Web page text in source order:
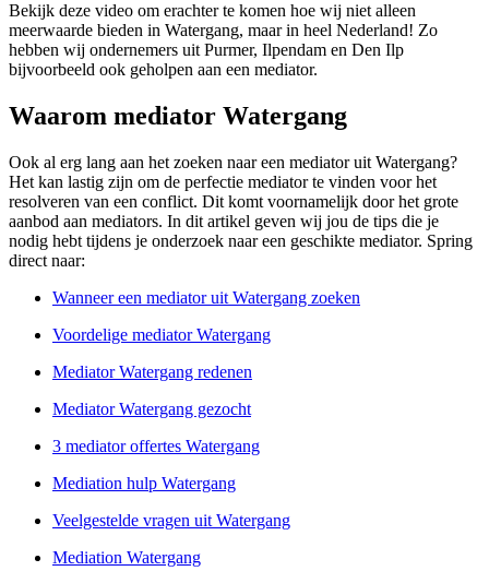
Bekijk deze video om erachter te komen hoe wij niet alleen
meerwaarde bieden in Watergang, maar in heel Nederland! Zo
hebben wij ondernemers uit Purmer, Ilpendam en Den Ilp
bijvoorbeeld ook geholpen aan een mediator.
Waarom mediator Watergang
Ook al erg lang aan het zoeken naar een mediator uit Watergang?
Het kan lastig zijn om de perfectie mediator te vinden voor het
resolveren van een conflict. Dit komt voornamelijk door het grote
aanbod aan mediators. In dit artikel geven wij jou de tips die je
nodig hebt tijdens je onderzoek naar een geschikte mediator. Spring
direct naar:
Wanneer een mediator uit Watergang zoeken
Voordelige mediator Watergang
Mediator Watergang redenen
Mediator Watergang gezocht
3 mediator offertes Watergang
Mediation hulp Watergang
Veelgestelde vragen uit Watergang
Mediation Watergang